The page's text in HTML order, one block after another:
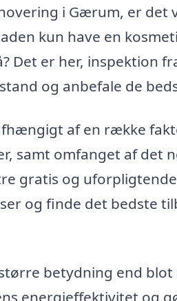
i Gærum, er det
kun have en
Det er her, inspektion
og anbefale de
af en række
samt omfanget af det
gratis og
og finde det bedste
betydning end
energieffektivitet og